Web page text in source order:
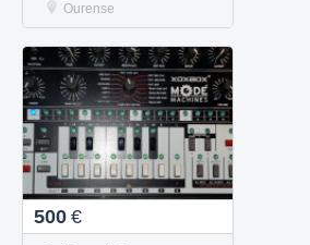
Ourense
500 €